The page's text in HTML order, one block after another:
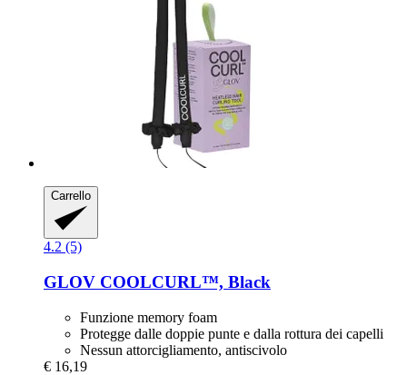
Carrello
4.2 (5)
GLOV COOLCURL™, Black
Funzione memory foam
Protegge dalle doppie punte e dalla rottura dei capelli
Nessun attorcigliamento, antiscivolo
€ 16,19